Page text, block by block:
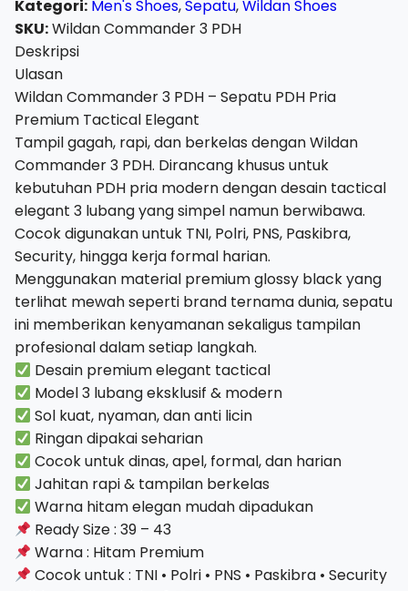
PDH
Pria
Premium
Tactical
Elegant
Kategori: Men's Shoes,Sepatu,Wildan Shoes
SKU:Wildan Commander 3 PDH
Deskripsi
Ulasan
Wildan Commander 3 PDH – Sepatu PDH Pria
Premium Tactical Elegant
Tampil gagah, rapi, dan berkelas dengan Wildan
Commander 3 PDH. Dirancang khusus untuk
kebutuhan PDH pria modern dengan desain tactical
elegant 3 lubang yang simpel namun berwibawa.
Cocok digunakan untuk TNI, Polri, PNS, Paskibra,
Security, hingga kerja formal harian.
Menggunakan material premium glossy black yang
terlihat mewah seperti brand ternama dunia, sepatu
ini memberikan kenyamanan sekaligus tampilan
profesional dalam setiap langkah.
Desain premium elegant tactical
Model 3 lubang eksklusif & modern
Sol kuat, nyaman, dan anti licin
Ringan dipakai seharian
Cocok untuk dinas, apel, formal, dan harian
Jahitan rapi & tampilan berkelas
Warna hitam elegan mudah dipadukan
Ready Size : 39 – 43
Warna : Hitam Premium
Cocok untuk : TNI • Polri • PNS • Paskibra • Security